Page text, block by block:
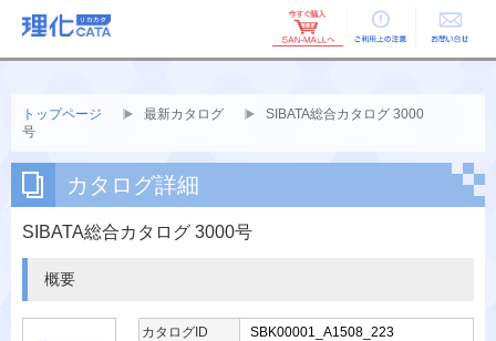
ご利用上の お問い合せ
トップページ 最新カタログ
SIBATA総合カタログ 3000
号
カタログ詳細
SIBATA総合カタログ 3000号
概要
カタログID
SBK00001_A1508_223